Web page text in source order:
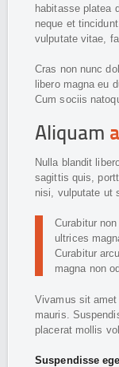
habitasse platea
neque et
vulputate vitae,
Cras non nunc
libero magna eu
Cum sociis
Aliquam
Nulla blandit
sagittis quis,
nisi, vulputate ut
Curabitur
ultrices
Curabitur
magna non
Vivamus sit amet
mauris.
placerat mollis
Suspendisse